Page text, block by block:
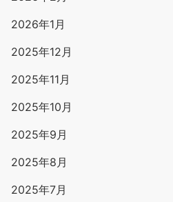
2026年1月
2025年12月
2025年11月
2025年10月
2025年9月
2025年8月
2025年7月